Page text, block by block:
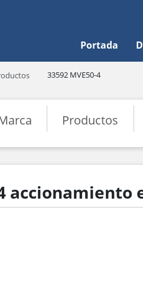
Portada
33592 MVE50-4
Productos
4